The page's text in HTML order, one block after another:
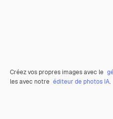
Créez vos propres images avec le
les avec notre éditeur de photos IA.